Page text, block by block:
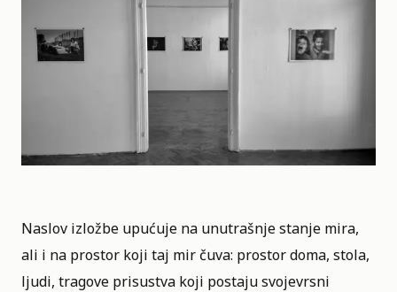
Naslov izložbe upućuje na unutrašnje stanje mira,
ali i na prostor koji taj mir čuva: prostor doma, stola,
ljudi, tragove prisustva koji postaju svojevrsni